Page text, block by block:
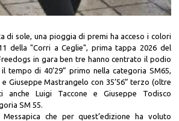
di sole, una pioggia di premi ha acceso i colori
della "Corri a Ceglie", prima tappa 2026 del
in gara ben tre hanno centrato il podio
di 40’29” primo nella categoria SM65,
Giuseppe Mastrangelo con 35’56” terzo (oltre
Luigi Taccone e Giuseppe Todisco
SM 55.
che per quest’edizione ha voluto